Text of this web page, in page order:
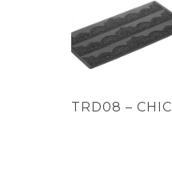
TRD08 – CHIC